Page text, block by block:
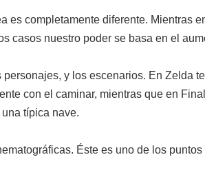
es completamente diferente. Mientras
casos nuestro poder se basa en el
y los escenarios. En Zelda
con el caminar, mientras que en
típica nave.
Éste es uno de los